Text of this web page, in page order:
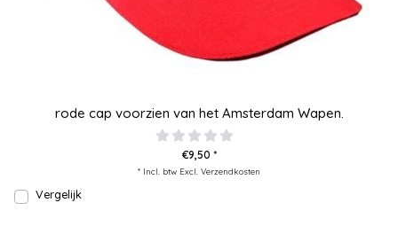
rode cap voorzien van het Amsterdam Wapen.
€9,50 *
* Incl. btw Excl. Verzendkosten
Vergelijk